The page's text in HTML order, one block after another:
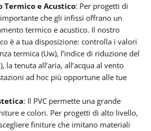
Termico e Acustico: Per progetti di
che gli infissi offrano un
termico e acustico. Il nostro
è a tua disposizione: controlla i valori
termica (Uw), l’indice di riduzione del
la tenuta all’aria, all’acqua al vento
ad hoc più opportune alle tue
: Il PVC permette una grande
e colori. Per progetti di alto livello,
finiture che imitano materiali